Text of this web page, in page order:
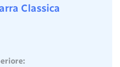
Classica